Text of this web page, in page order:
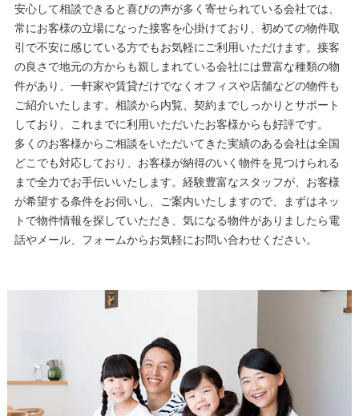
安心して相談できると喜びの声が多く寄せられている会社では、
常にお客様の立場になった接客を心掛けており、初めての物件取
引で不安に感じている方でもお気軽にご利用いただけます。接客
の良さで地元の方からも親しまれている会社には豊富な種類の物
件があり、一軒家や賃貸だけでなくオフィスや店舗などの物件も
ご紹介いたします。相談から内覧、契約までしっかりとサポート
しており、これまでに利用いただいたお客様からも好評です。
多くのお客様からご相談をいただいてきた実績のある会社は全国
どこでも対応しており、お客様が納得のいく物件を見つけられる
まで全力でお手伝いいたします。経験豊富なスタッフが、お客様
が希望する条件をお伺いし、ご案内いたしますので、まずはネッ
トで物件情報を探していただき、気になる物件がありましたら電
話やメール、フォームからお気軽にお問い合わせください。